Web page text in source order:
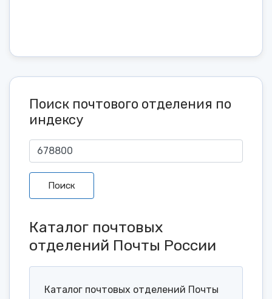
Поиск почтового отделения по
индексу
Поиск
Каталог почтовых
отделений Почты России
Каталог почтовых отделений Почты